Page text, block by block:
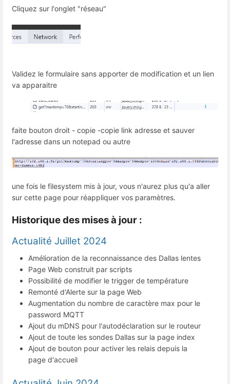
Cliquez sur l'onglet "réseau"
Validez le formulaire sans apporter de modification et un lien
va apparaitre
faite bouton droit - copie -copie link adresse et sauver
l'adresse dans un notepad ou autre
une fois le filesystem mis à jour, vous n'aurez plus qu'a aller
sur cette page pour réappliquer vos paramètres.
Historique des mises à jour :
Actualité Juillet 2024
Amélioration de la reconnaissance des Dallas lentes
Page Web construit par scripts
Possibilité de modifier le trigger de température
Remonté d'Alerte sur la page Web
Augmentation du nombre de caractère max pour le
password MQTT
Ajout du mDNS pour l'autodéclaration sur le routeur
Ajout de toute les sondes Dallas sur la page index
Ajout de bouton pour activer les relais depuis la
page d'accueil